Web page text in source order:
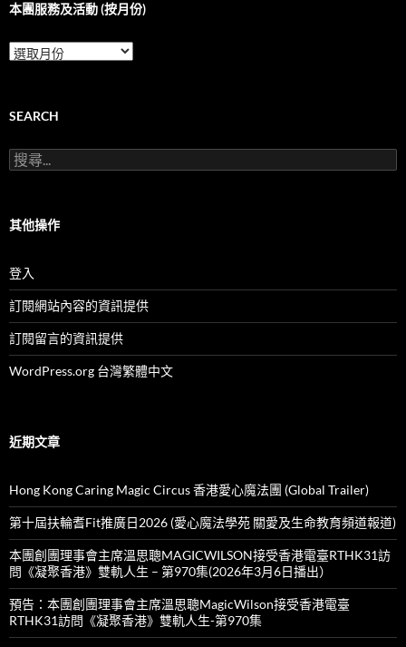
本團服務及活動 (按月份)
本
團
及
動
(按
SEARCH
搜
尋
字:
其他操作
登入
訂閱網站內容的資訊提供
訂閱留言的資訊提供
WordPress.org 台灣繁體中文
近期文章
Hong Kong Caring Magic Circus 香港愛心魔法團 (Global Trailer)
第十屆扶輪耆Fit推廣日2026 (愛心魔法學苑 關愛及生命教育頻道報道)
本團創團理事會主席溫思聰MAGICWILSON接受香港電臺RTHK31訪
問《凝聚香港》雙軌人生 – 第970集(2026年3月6日播出）
預告：本團創團理事會主席溫思聰MagicWilson接受香港電臺
RTHK31訪問《凝聚香港》雙軌人生-第970集